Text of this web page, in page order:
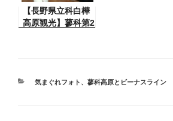
【長野県立科白樺
高原観光】蓼科第2
カ
気まぐれフォト 、 蓼科高原とビーナスライン